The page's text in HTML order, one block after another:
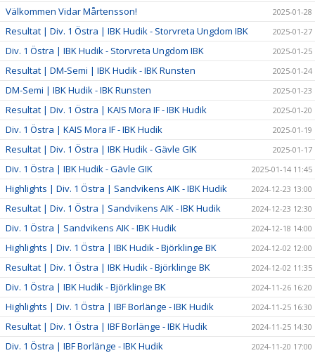
Välkommen Vidar Mårtensson! 2025-01-28
Resultat | Div. 1 Östra | IBK Hudik - Storvreta Ungdom IBK 2025-01-27
Div. 1 Östra | IBK Hudik - Storvreta Ungdom IBK 2025-01-25
Resultat | DM-Semi | IBK Hudik - IBK Runsten 2025-01-24
DM-Semi | IBK Hudik - IBK Runsten 2025-01-23
Resultat | Div. 1 Östra | KAIS Mora IF - IBK Hudik 2025-01-20
Div. 1 Östra | KAIS Mora IF - IBK Hudik 2025-01-19
Resultat | Div. 1 Östra | IBK Hudik - Gävle GIK 2025-01-17
Div. 1 Östra | IBK Hudik - Gävle GIK 2025-01-14 11:45
Highlights | Div. 1 Östra | Sandvikens AIK - IBK Hudik 2024-12-23 13:00
Resultat | Div. 1 Östra | Sandvikens AIK - IBK Hudik 2024-12-23 12:30
Div. 1 Östra | Sandvikens AIK - IBK Hudik 2024-12-18 14:00
Highlights | Div. 1 Östra | IBK Hudik - Björklinge BK 2024-12-02 12:00
Resultat | Div. 1 Östra | IBK Hudik - Björklinge BK 2024-12-02 11:35
Div. 1 Östra | IBK Hudik - Björklinge BK 2024-11-26 16:20
Highlights | Div. 1 Östra | IBF Borlänge - IBK Hudik 2024-11-25 16:30
Resultat | Div. 1 Östra | IBF Borlänge - IBK Hudik 2024-11-25 14:30
Div. 1 Östra | IBF Borlänge - IBK Hudik 2024-11-20 17:00